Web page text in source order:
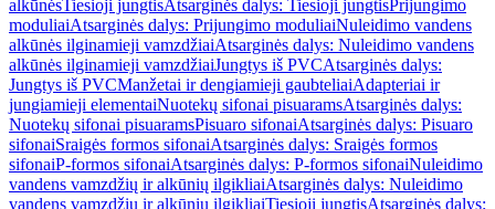
alkūnėsTiesioji jungtisAtsarginės dalys: Tiesioji jungtisPrijungimo
moduliaiAtsarginės dalys: Prijungimo moduliaiNuleidimo vandens
alkūnės ilginamieji vamzdžiaiAtsarginės dalys: Nuleidimo vandens
alkūnės ilginamieji vamzdžiaiJungtys iš PVCAtsarginės dalys:
Jungtys iš PVCManžetai ir dengiamieji gaubteliaiAdapteriai ir
jungiamieji elementaiNuotekų sifonai pisuaramsAtsarginės dalys:
Nuotekų sifonai pisuaramsPisuaro sifonaiAtsarginės dalys: Pisuaro
sifonaiSraigės formos sifonaiAtsarginės dalys: Sraigės formos
sifonaiP-formos sifonaiAtsarginės dalys: P-formos sifonaiNuleidimo
vandens vamzdžių ir alkūnių ilgikliaiAtsarginės dalys: Nuleidimo
vandens vamzdžių ir alkūnių ilgikliaiTiesioji jungtisAtsarginės dalys: